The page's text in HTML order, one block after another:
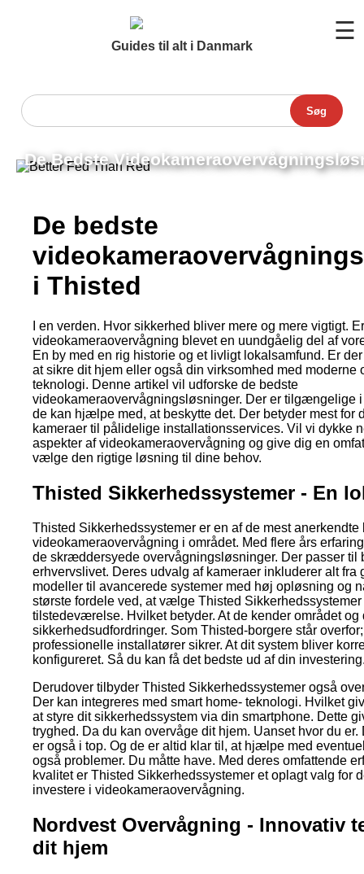
Guides til alt i Danmark
☰
Søg
De Bedste
De bedste
i Thisted
I en verden. Hvor sikkerhed bliver mere og mere vigtigt. Er
videokameraovervågning blevet en uundgåelig del af
En by med en rig historie og et livligt lokalsamfund. Er
at sikre dit hjem eller også din virksomhed med moderne
teknologi. Denne artikel vil udforske de bedste
videokameraovervågningsløsninger. Der er tilgængelige
de kan hjælpe med, at beskytte det. Der betyder mest for
kameraer til pålidelige installationsservices. Vil vi dykke
aspekter af videokameraovervågning og give dig en
vælge den rigtige løsning til dine behov.
Thisted Sikkerhedssystemer - En
Thisted Sikkerhedssystemer er en af de mest anerkendte
videokameraovervågning i området. Med flere års
de skræddersyede overvågningsløsninger. Der passer til
erhvervslivet. Deres udvalg af kameraer inkluderer alt
modeller til avancerede systemer med høj opløsning og
største fordele ved, at vælge Thisted
tilstedeværelse. Hvilket betyder. At de kender området og
sikkerhedsudfordringer. Som Thisted-borgere står
professionelle installatører sikrer. At dit system bliver
konfigureret. Så du kan få det bedste ud af din
Derudover tilbyder Thisted Sikkerhedssystemer også
Der kan integreres med smart home- teknologi. Hvilket
at styre dit sikkerhedssystem via din smartphone. Dette
tryghed. Da du kan overvåge dit hjem. Uanset hvor du
er også i top. Og de er altid klar til, at hjælpe med
også problemer. Du måtte have. Med deres omfattende
kvalitet er Thisted Sikkerhedssystemer et oplagt valg for
investere i videokameraovervågning.
Nordvest Overvågning - Innovativ
dit hjem